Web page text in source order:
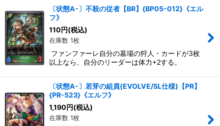
〔状態A-〕不殺の従者【BR】{BP05-012}《エル
フ》
110円(税込)
在庫数 1枚
ファンファーレ自分の墓場の狩人・カードが3枚
以上なら、自分のリーダーは体力+2する。
〔状態A-〕若芽の組員(EVOLVE/SL仕様)【PR】
{PR-523}《エルフ》
1,190円(税込)
在庫数 1枚